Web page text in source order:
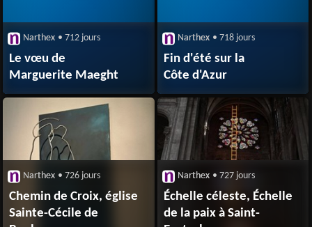
Narthex • 712 jours
Le vœu de
Marguerite Maeght
Narthex • 718 jours
Fin d'été sur la
Côte d'Azur
Narthex • 726 jours
Chemin de Croix, église
Sainte-Cécile de
Narthex • 727 jours
Échelle céleste, Échelle
de la paix à Saint-